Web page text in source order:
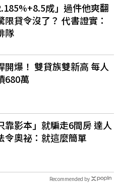
成」過件他爽翻
限貸令沒了？ 代書證實：
隊
開爆！ 雙貸族雙新高 每人
680萬
靠影本」就騙走6間房 達人
令奧祕：就這麼簡單
Recommended by